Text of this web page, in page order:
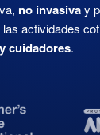
no invasivay
actividades
cuidadores.